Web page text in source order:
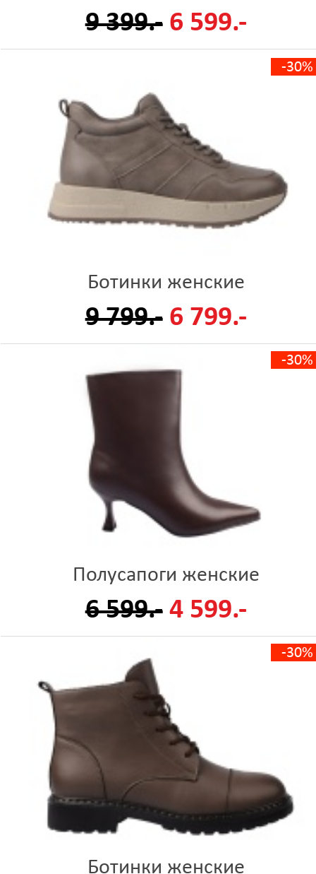
9 399.- 6 599.-
-30%
Ботинки женские
9 799.- 6 799.-
-30%
Полусапоги женские
6 599.- 4 599.-
-30%
Ботинки женские